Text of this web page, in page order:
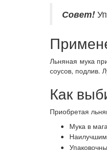
Совет!
Льняная мука
соусов, подлив.
Как
Приобретая
Мука в
Наилучшим